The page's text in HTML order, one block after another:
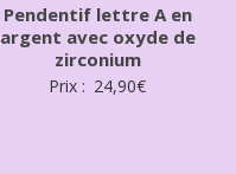
Pendentif lettre A en
argent avec oxyde de
zirconium
Prix : 24,90€